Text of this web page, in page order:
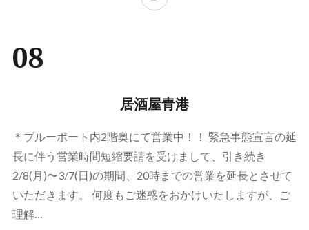
08
居酒屋青港
＊ブルーポート内2階奥にて営業中！！ 緊急事態宣言の延
長に伴う営業時間短縮要請を受けまして、引き続き
2/8(月)〜3/7(日)の期間、20時までの営業を延長とさせて
いただきます。 何度もご迷惑をおかけいたしますが、ご
理解…